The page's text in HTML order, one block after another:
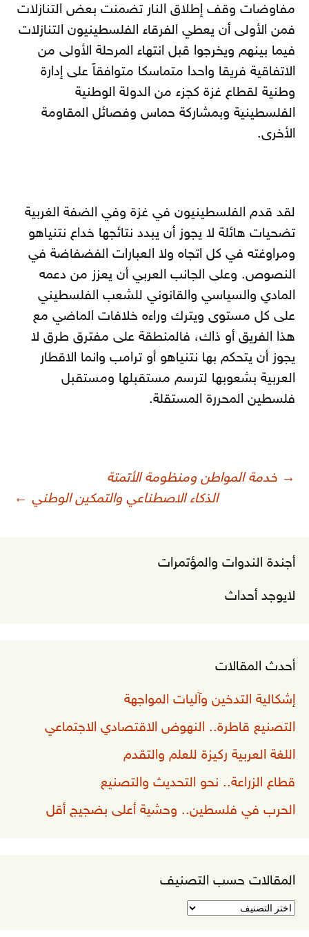
مفاوضات وقف إطلاق النار تضمنت بعض التنازلات
فمن الأولى أن يعطي الفرقاء الفلسطينيون التنازلات
فيما بينهم ويخرجوا قبل انتهاء المرحلة الأولى من
الاتفاقية فريقا واحدا متماسكا متوافقاً على إدارة
وطنية لقطاع غزة كجزء من الدولة الوطنية
الفلسطينية وبمشاركة حماس وفصائل المقاومة
الأخرى.
لقد قدم الفلسطينيون في غزة وفي الضفة الغربية
تضحيات هائلة لا يجوز أن يبدد نتائجها خداع نتنياهو
ومراوغته في كل اتجاه ولا العبارات الفضفاضة في
النصوص. وعلى الجانب العربي أن يعزز من دعمه
المادي والسياسي والقانوني للشعب الفلسطيني
على كل مستوى ويترك وراءه خلافات الماضي مع
هذا الفريق أو ذاك، فالمنطقة على مفترق طرق لا
يجوز أن يتحكم بها نتنياهو أو ترامب وانما الاقطار
العربية بشعوبها لترسم مستقبلها ومستقبل
فلسطين المحررة المستقلة.
تصفّح
→ خدمة المواطن ومنظومة الأتمتة
الذكاء الاصطناعي والتمكين الوطني ←
أجندة الندوات والمؤتمرات
لايوجد أحداث
أحدث المقالات
إشكالية التدخين وآليات المواجهة
التصنيع قاطرة.. النهوض الاقتصادي الاجتماعي
اللغة العربية ركيزة للعلم والتقدم
قطاع الزراعة.. نحو التحديث والتصنيع
الحرب في فلسطين.. وحشية أعلى بضجيج أقل
المقالات حسب التصنيف
المقالات